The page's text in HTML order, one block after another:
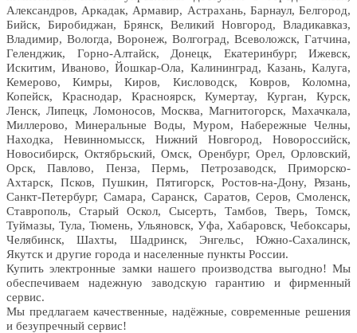
Александров, Аркадак, Армавир, Астрахань, Барнаул, Белгород,
Бийск, Биробиджан, Брянск, Великий Новгород, Владикавказ,
Владимир, Вологда, Воронеж, Волгоград, Всеволожск, Гатчина,
Геленджик, Горно-Алтайск, Донецк, Екатеринбург, Ижевск,
Искитим, Иваново, Йошкар-Ола, Калининград, Казань, Калуга,
Кемерово, Кимры, Киров, Кисловодск, Ковров, Коломна,
Копейск, Краснодар, Красноярск, Кумертау, Курган, Курск,
Ленск, Липецк, Ломоносов, Москва, Магнитогорск, Махачкала,
Миллерово, Минеральные Воды, Муром, Набережные Челны,
Находка, Невинномысск, Нижний Новгород, Новороссийск,
Новосибирск, Октябрьский, Омск, Оренбург, Орел, Орловский,
Орск, Павлово, Пенза, Пермь, Петрозаводск, Приморско-
Ахтарск, Псков, Пушкин, Пятигорск, Ростов-на-Дону, Рязань,
Санкт-Петербург, Самара, Саранск, Саратов, Серов, Смоленск,
Ставрополь, Старый Оскол, Сысерть, Тамбов, Тверь, Томск,
Туймазы, Тула, Тюмень, Ульяновск, Уфа, Хабаровск, Чебоксары,
Челябинск, Шахты, Шадринск, Энгельс, Южно-Сахалинск,
Якутск и другие города и населенные пункты России.
Купить электронные замки нашего производства выгодно! Мы
обеспечиваем надежную заводскую гарантию и фирменный
сервис.
Мы предлагаем качественные, надёжные, современные решения
и безупречный сервис!